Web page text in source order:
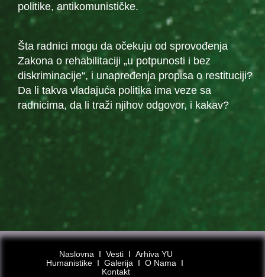
politike, antikomunističke.
Šta radnici mogu da očekuju od sprovođenja
Zakona o rehabilitaciji „u potpunosti i bez
diskriminacije“, i unapređenja propisa o restituciji?
Da li takva vladajuća politika ima veze sa
radnicima, da li traži njihov odgovor, i kakav?
Naslovna Ι Vesti Ι Arhiva YU
Humanistike Ι Galerija Ι O Nama
Ι
Kontakt